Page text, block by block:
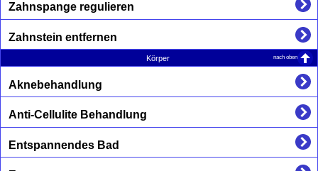
Zahnspange regulieren
Zahnstein entfernen
Körper nach oben
Aknebehandlung
Anti-Cellulite Behandlung
Entspannendes Bad